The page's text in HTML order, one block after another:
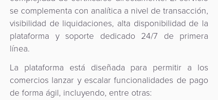
se complementa con analítica a nivel de transacción,
visibilidad de liquidaciones, alta disponibilidad de la
plataforma y soporte dedicado 24/7 de primera
línea.
La plataforma está diseñada para permitir a los
comercios lanzar y escalar funcionalidades de pago
de forma ágil, incluyendo, entre otras: